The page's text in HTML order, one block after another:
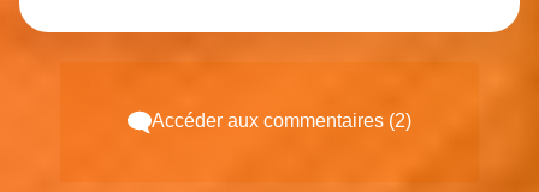
Accéder aux commentaires (2)